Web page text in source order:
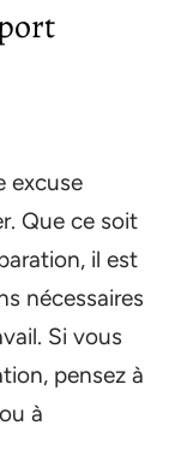
excuse
Que ce soit
il est
nécessaires
Si vous
pensez à
à